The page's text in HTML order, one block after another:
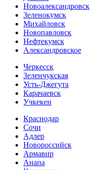
Новоалександровск
Зеленокумск
Михайловск
Новопавловск
Нефтекумск
Александровское
Черкесск
Зеленчукская
Усть-Джегута
Карачаевск
Учкекен
Краснодар
Сочи
Адлер
Новороссийск
Армавир
Анапа